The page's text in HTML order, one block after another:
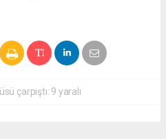
çarpıştı: 9 yaralı